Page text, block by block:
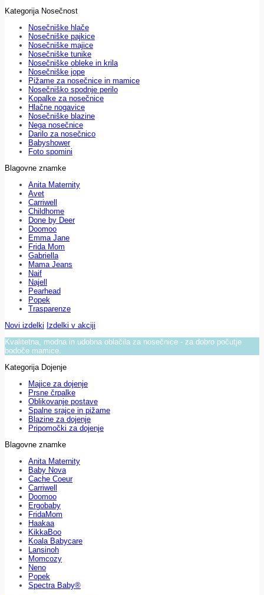
Kategorija Nosečnost
Nosečniške hlače
Nosečniške pajkice
Nosečniške majice
Nosečniške tunike
Nosečniške obleke in krila
Nosečniške jope
Pižame za nosečnice in mamice
Nosečniško spodnje perilo
Kopalke za nosečnice
Hlačne nogavice
Nosečniške blazine
Nega nosečnice
Darilo za nosečnico
Babyshower
Foto spomini
Blagovne znamke
Anita Maternity
Avet
Carriwell
Childhome
Done by Deer
Doomoo
Emma Jane
Frida Mom
Gabriella
Mama Jeans
Naif
Najell
Pearhead
Popek
Trasparenze
Novi izdelki Izdelki v akciji
Kvalitetna, modna in udobna oblačila za nosečnice - za dobro počutje
bodoče mamice.
Kategorija Dojenje
Majice za dojenje
Prsne črpalke
Oblikovanje postave
Spalne srajce in pižame
Blazine za dojenje
Pripomočki za dojenje
Blagovne znamke
Anita Maternity
Baby Nova
Cache Coeur
Carriwell
Doomoo
Ergobaby
FridaMom
Haakaa
KikkaBoo
Koala Babycare
Lansinoh
Momcozy
Neno
Popek
Spectra Baby®